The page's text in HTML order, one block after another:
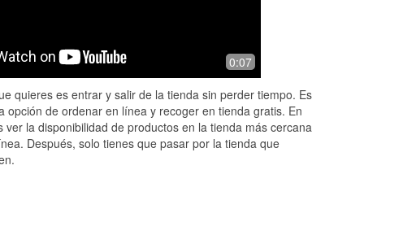
day
Fast and friendly service
O’Reilly and the
0:07
quieres es entrar y salir de la tienda sin perder tiempo. Es
opción de ordenar en línea y recoger en tienda gratis. En
ver la disponibilidad de productos en la tienda más cercana
Después, solo tienes que pasar por la tienda que